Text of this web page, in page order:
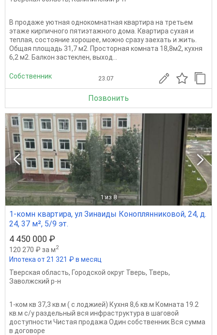
В продаже уютная однокомнатная квартира на третьем
этаже кирпичного пятиэтажного дома. Квартира сухая и
теплая, состояние хорошее, можно сразу заехать и жить.
Общая площадь 31,7 м2. Просторная комната 18,8м2, кухня
6,2 м2. Балкон застеклен, выход...
Собственник 23.07
Позвонить
1 из 8
1-комн квартира, ул Зинаиды Коноплянниковой, 24, д.
24, 37 м², 5/9 эт.
4 450 000 ₽
120 270 ₽ за м2
Ипотека от 21 321 ₽ в месяц
Тверская область, Городской округ Тверь, Тверь,
Заволжский р-н
1-ком кв 37,3 кв.м ( с лоджией) Кухня 8,6 кв.м Комната 19.2
кв.м с/у раздельный вся инфраструктура в шаговой
доступности Чистая продажа Один собственник Вся сумма
в договоре